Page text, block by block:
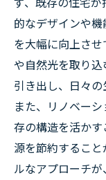
的なデザインや
を大幅に向上さ
や自然光を取り
引き出し、日々の
また、リノベー
存の構造を活か
源を節約するこ
ルなアプローチ